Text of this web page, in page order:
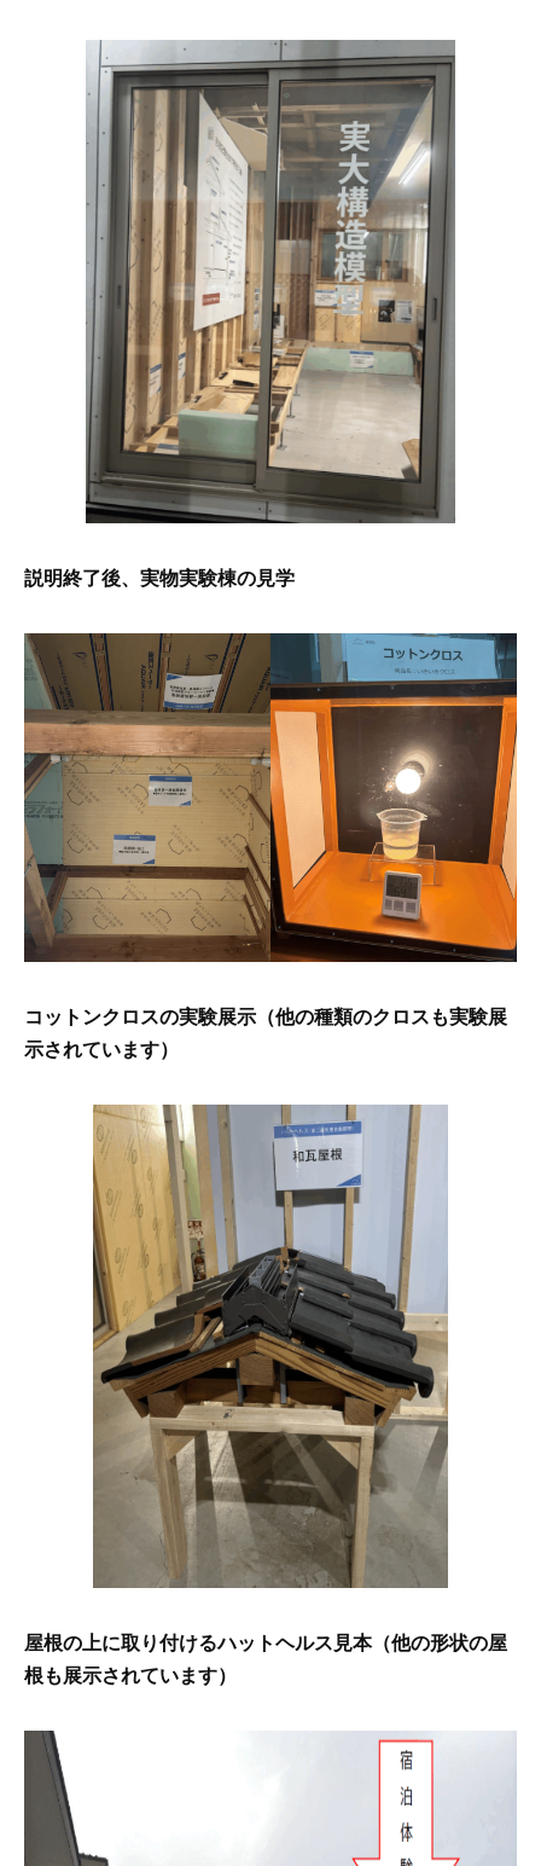
説明終了後、実物実験棟の見学
コットンクロスの実験展示（他の種類のクロスも実験展
示されています）
屋根の上に取り付けるハットヘルス見本（他の形状の屋
根も展示されています）